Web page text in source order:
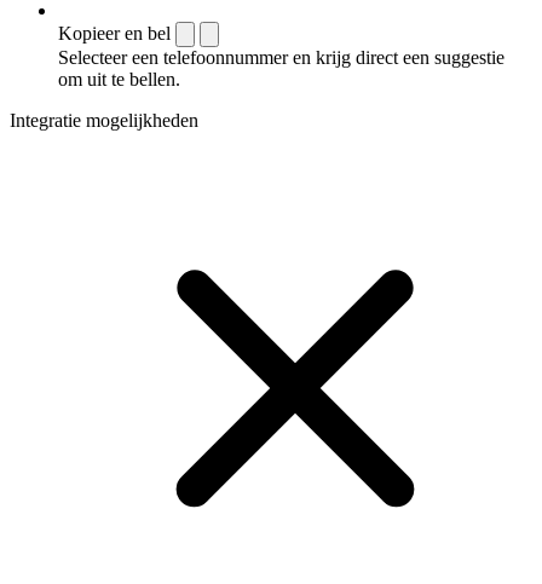
Kopieer en bel
Selecteer een telefoonnummer en krijg direct een suggestie
om uit te bellen.
Integratie mogelijkheden